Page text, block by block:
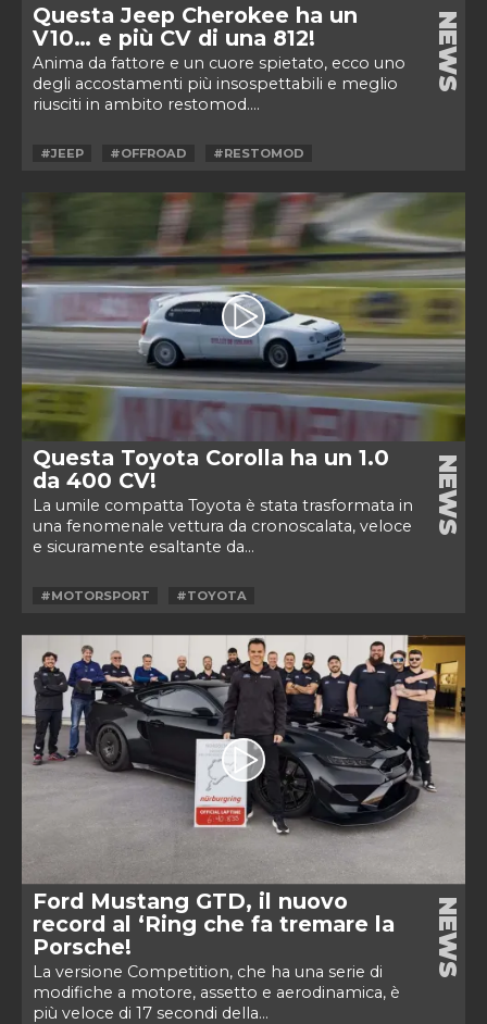
Questa Jeep Cherokee ha un
V10… e più CV di una 812!
Anima da fattore e un cuore spietato, ecco uno
degli accostamenti più insospettabili e meglio
riusciti in ambito restomod....
NEWS
#JEEP #OFFROAD #RESTOMOD
Questa Toyota Corolla ha un 1.0
da 400 CV!
La umile compatta Toyota è stata trasformata in
una fenomenale vettura da cronoscalata, veloce
e sicuramente esaltante da...
NEWS
#MOTORSPORT #TOYOTA
Ford Mustang GTD, il nuovo
record al ‘Ring che fa tremare la
Porsche!
La versione Competition, che ha una serie di
modifiche a motore, assetto e aerodinamica, è
più veloce di 17 secondi della...
NEWS